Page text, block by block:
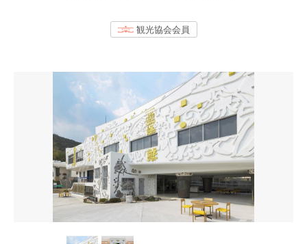
観光協会会員